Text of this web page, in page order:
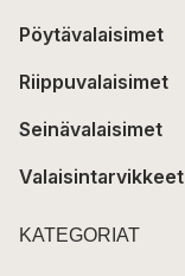
Pöytävalaisimet
Riippuvalaisimet
Seinävalaisimet
Valaisintarvikkeet
KATEGORIAT